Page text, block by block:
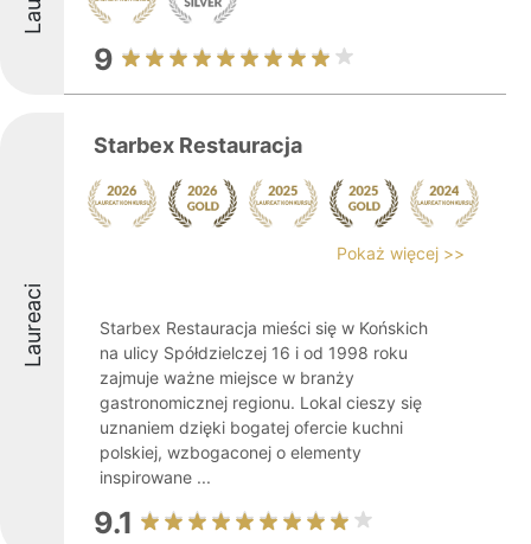
9
Laureaci
Starbex Restauracja
Pokaż więcej >>
Starbex Restauracja mieści się w Końskich
na ulicy Spółdzielczej 16 i od 1998 roku
zajmuje ważne miejsce w branży
gastronomicznej regionu. Lokal cieszy się
uznaniem dzięki bogatej ofercie kuchni
polskiej, wzbogaconej o elementy
inspirowane ...
9.1